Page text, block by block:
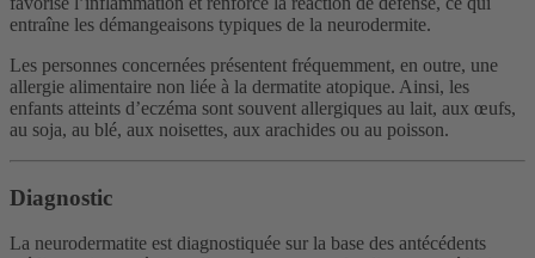
entraîne les démangeaisons typiques de la neurodermite.
Les personnes concernées présentent fréquemment, en outre, une
allergie alimentaire non liée à la dermatite atopique. Ainsi, les
enfants atteints d’eczéma sont souvent allergiques au lait, aux œufs,
au soja, au blé, aux noisettes, aux arachides ou au poisson.
Diagnostic
La neurodermatite est diagnostiquée sur la base des antécédents